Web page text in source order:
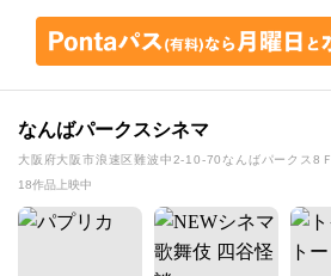
なんばパークスシネマ
大阪府大阪市浪速区難波中2-10-70なんばパークス8Ｆ
18作品上映中